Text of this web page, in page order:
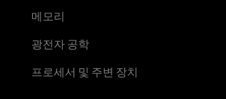
메모리
광전자 공학
프로세서 및 주변 장치